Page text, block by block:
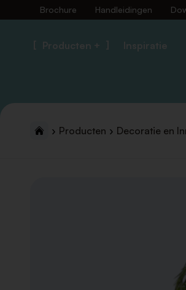
Brochure Handleidingen
Producten + Inspiratie
Producten Decoratie en